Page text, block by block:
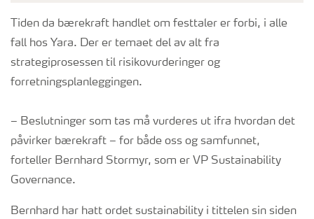
Tiden da bærekraft handlet om festtaler er forbi, i alle
fall hos Yara. Der er temaet del av alt fra
strategiprosessen til risikovurderinger og
forretningsplanleggingen.
– Beslutninger som tas må vurderes ut ifra hvordan det
påvirker bærekraft – for både oss og samfunnet,
forteller Bernhard Stormyr, som er VP Sustainability
Governance.
Bernhard har hatt ordet sustainability i tittelen sin siden